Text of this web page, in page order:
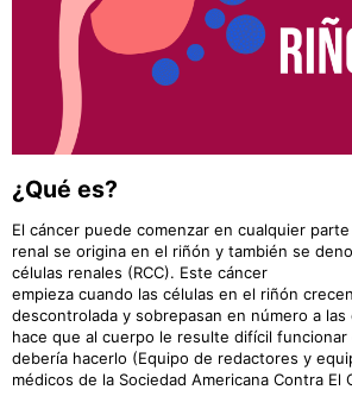
¿Qué es?
El cáncer puede comenzar en cualquier
renal se origina en el riñón y también se
células renales (RCC). Este cáncer
empieza cuando las células en el riñón
descontrolada y sobrepasan en número a las
hace que al cuerpo le resulte difícil funcionar
debería hacerlo (Equipo de redactores y
médicos de la Sociedad Americana Contra El